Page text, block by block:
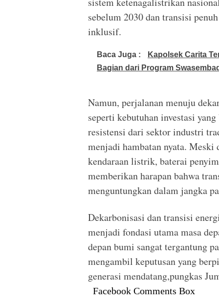
sebelum 2030 dan transisi
inklusif.
Baca Juga :
Kapolsek Carita
Bagian dari Program
Namun, perjalanan menuju
seperti kebutuhan investasi
resistensi dari sektor industri
menjadi hambatan nyata.
kendaraan listrik, baterai
memberikan harapan bahwa
menguntungkan dalam jangka
Dekarbonisasi dan transisi
menjadi fondasi utama masa
depan bumi sangat tergantung
mengambil keputusan yang
generasi mendatang,pungkas
Facebook Comments Box